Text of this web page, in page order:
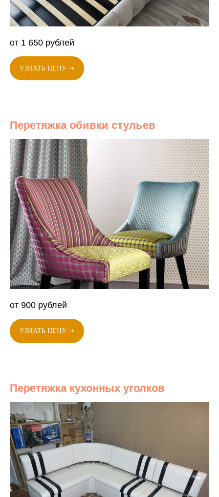
от 1 650 рублей
УЗНАТЬ ЦЕНУ ➝
Перетяжка обивки стульев
от 900 рублей
УЗНАТЬ ЦЕНУ ➝
Перетяжка кухонных уголков